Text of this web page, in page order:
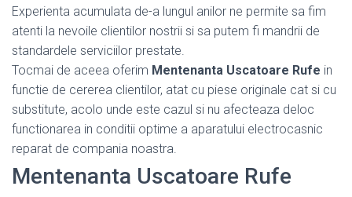
Experienta acumulata de-a lungul anilor ne permite sa fim
atenti la nevoile clientilor nostrii si sa putem fi mandrii de
standardele serviciilor prestate.
Tocmai de aceea oferim Mentenanta Uscatoare Rufe in
functie de cererea clientilor, atat cu piese originale cat si cu
substitute, acolo unde este cazul si nu afecteaza deloc
functionarea in conditii optime a aparatului electrocasnic
reparat de compania noastra.
Mentenanta Uscatoare Rufe